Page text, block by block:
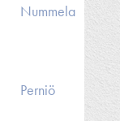
Nummela
Perniö